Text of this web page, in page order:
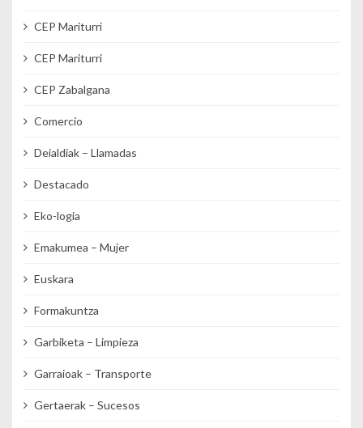
CEP Mariturri
CEP Mariturri
CEP Zabalgana
Comercio
Deialdiak – Llamadas
Destacado
Eko-logia
Emakumea – Mujer
Euskara
Formakuntza
Garbiketa – Limpieza
Garraioak – Transporte
Gertaerak – Sucesos